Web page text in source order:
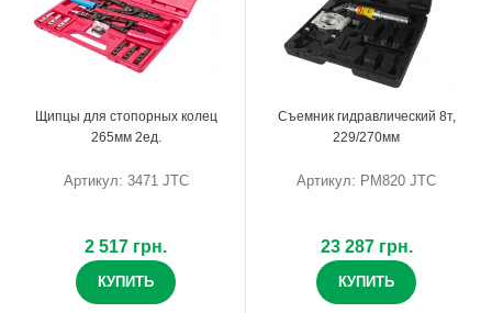
Щипцы для стопорных колец
265мм 2ед.
Артикул: 3471 JTC
2 517 грн.
КУПИТЬ
Съемник гидравлический 8т,
229/270мм
Артикул: PM820 JTC
23 287 грн.
КУПИТЬ